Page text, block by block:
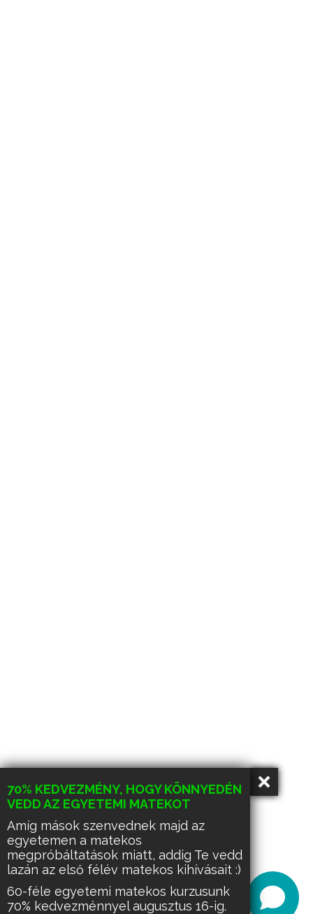
70% KEDVEZMÉNY, HOGY KÖNNYEDÉN
VEDD AZ EGYETEMI MATEKOT
Amíg mások szenvednek majd az
egyetemen a matekos
megpróbáltatások miatt, addig Te vedd
lazán az első félév matekos kihívásait :)
60-féle egyetemi matekos kurzusunk
70% kedvezménnyel augusztus 16-ig.